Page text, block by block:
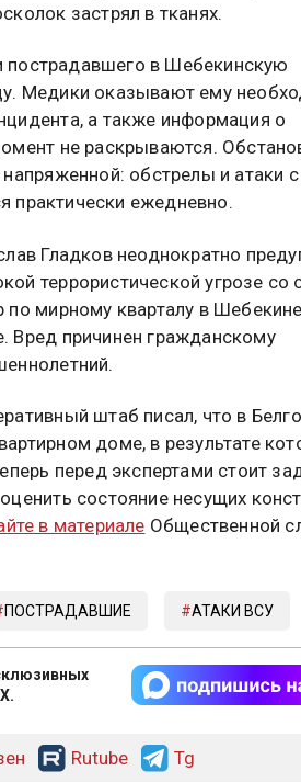
застрял в тканях.
в Шебекинскую
Медики оказывают ему
а также информация о
не раскрываются.
обстрелы и атаки с
практически ежедневно.
Гладков неоднократно
террористической угрозе со
по мирному кварталу в
Вред причинен гражданскому
штаб писал, что в
доме, в результате
перед экспертами стоит
состояние несущих
в материале Общественной
ПОСТРАДАВШИЕ АТАКИ ВСУ
Rutube Tg